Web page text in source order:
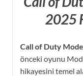
2025
Call of Duty
önceki oyunu
hikayesini temel